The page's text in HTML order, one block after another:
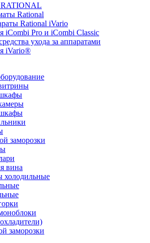
RATIONAL
Rational
Rational iVario
iCombi Pro и iCombi Classic
ухода за аппаратами
iVario®
заморозки
вина
холодильные
заморозки